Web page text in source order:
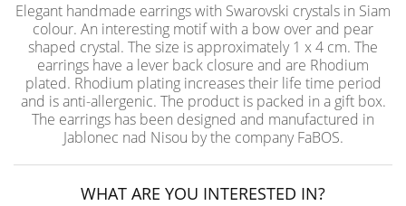
Elegant handmade earrings with Swarovski crystals in Siam
colour. An interesting motif with a bow over and pear
shaped crystal. The size is approximately 1 x 4 cm. The
earrings have a lever back closure and are Rhodium
plated. Rhodium plating increases their life time period
and is anti-allergenic. The product is packed in a gift box.
The earrings has been designed and manufactured in
Jablonec nad Nisou by the company FaBOS.
WHAT ARE YOU INTERESTED IN?